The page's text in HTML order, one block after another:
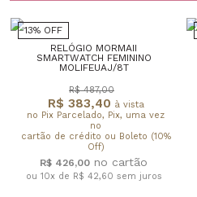
13% OFF
RELÓGIO MORMAII
SMARTWATCH FEMININO
MOLIFEUAJ/8T
R$ 383,40 à vista
no Pix Parcelado, Pix, uma vez
no
cartão de crédito ou Boleto (10%
Off)
R$ 487,00
R$ 426,00
ou 10x de R$ 42,60 sem juros